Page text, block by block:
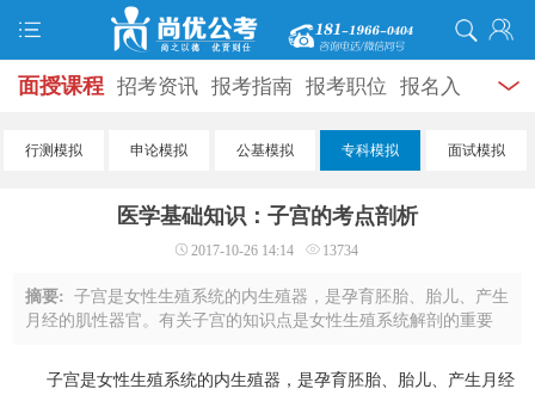
面授课程 招考资讯 报考指南 报考职位 报名入
口 打准考证 成绩查询 面试公告 录用公示 辅导
学员风采 名师团队
服务信息
行测模拟 申论模拟 公基模拟 专科模拟 面试模拟
医学基础知识：子宫的考点剖析
2017-10-26 14:14 13734
摘要:子宫是女性生殖系统的内生殖器，是孕育胚胎、胎儿、产生
月经的肌性器官。有关子宫的知识点是女性生殖系统解剖的重要
宫的固定装置进行了子宫的考点剖析，希 ...
子宫是女性生殖系统的内生殖器，是孕育胚胎、胎儿、产生月经